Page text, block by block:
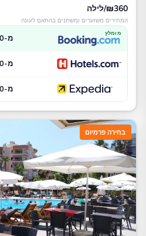
₪360/לילה
המחירים משוערים ומשתנים בהתאם לעונה
מומלץ מ-₪360
מ-₪400
מ-₪400
בחירה פרמיום